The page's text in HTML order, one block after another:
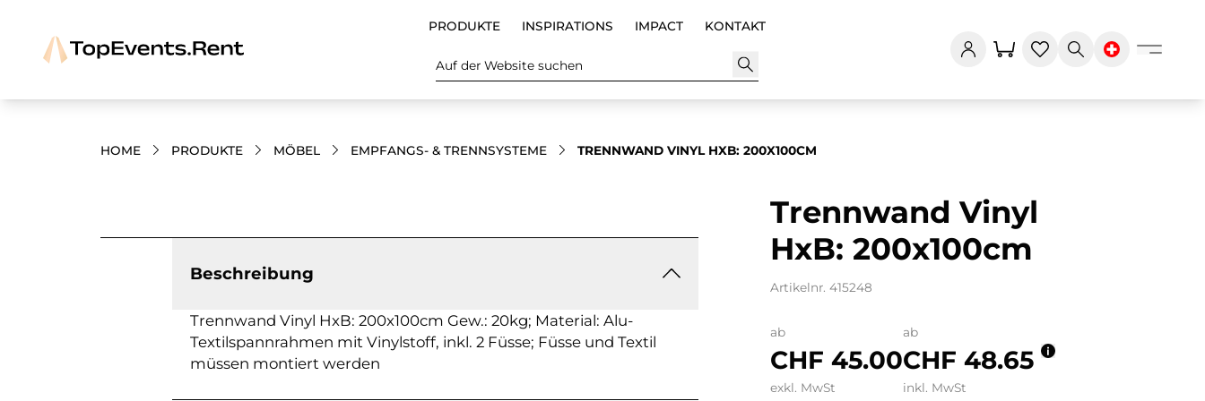
PRODUKTE INSPIRATIONS IMPACT KONTAKT
Auf der Website suchen
HOME PRODUKTE MÖBEL EMPFANGS- & TRENNSYSTEME TRENNWAND VINYL HXB: 200X100CM
Trennwand Vinyl
HxB: 200x100cm
Artikelnr. 415248
ab
CHF 45.00
exkl. MwSt
ab
CHF 48.65
inkl. MwSt
Beschreibung
Trennwand Vinyl HxB: 200x100cm Gew.: 20kg; Material: Alu-
Textilspannrahmen mit Vinylstoff, inkl. 2 Füsse; Füsse und Textil
müssen montiert werden